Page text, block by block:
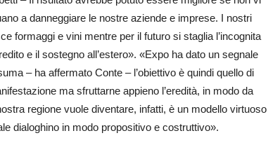
a danneggiare le nostre aziende e imprese. I nostri
formaggi e vini mentre per il futuro si staglia l’incognita
e il sostegno all’estero». «Ex­po ha dato un segnale
– ha affermato Conte – l’obiettivo è quindi quello di
ma sfruttarne appieno l’eredità, in modo da
regione vuole diventare, infatti, è un modello virtuoso
dialoghino in modo propositivo e costruttivo».